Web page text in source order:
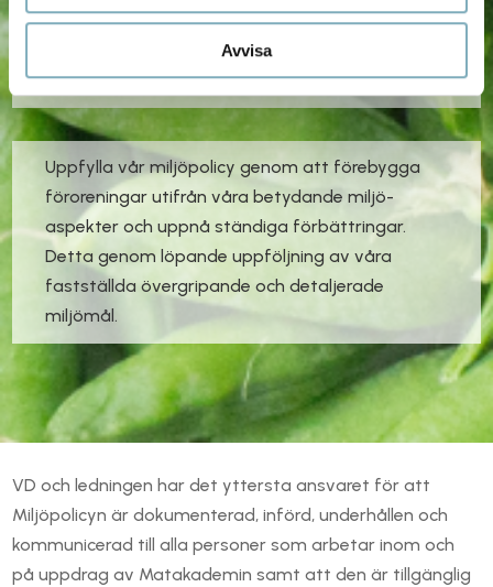
Avvisa
Uppfylla vår miljöpolicy genom att förebygga
föroreningar utifrån våra betydande miljö-
aspekter och uppnå ständiga förbättringar.
Detta genom löpande uppföljning av våra
fastställda övergripande och detaljerade
miljömål.
VD och ledningen har det yttersta ansvaret för att
Miljöpolicyn är dokumenterad, införd, underhållen och
kommunicerad till alla personer som arbetar inom och
på uppdrag av Matakademin samt att den är tillgänglig